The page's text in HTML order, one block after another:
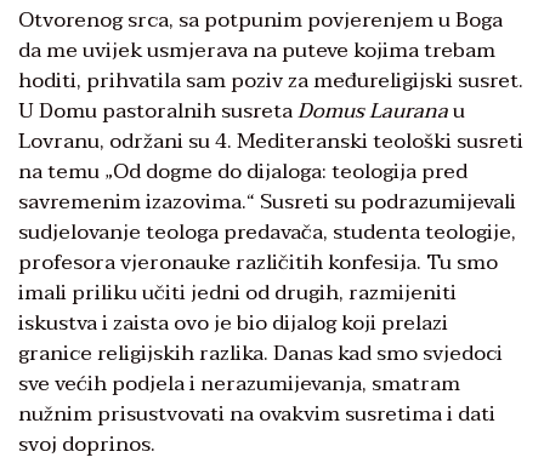
Otvorenog srca, sa potpunim povjerenjem u Boga
da me uvijek usmjerava na puteve kojima trebam
hoditi, prihvatila sam poziv za međureligijski susret.
U Domu pastoralnih susretaDomus Lauranau
Lovranu, održani su 4. Mediteranski teološki susreti
na temu „Od dogme do dijaloga: teologija pred
savremenim izazovima.“ Susreti su podrazumijevali
sudjelovanje teologa predavača, studenta teologije,
profesora vjeronauke različitih konfesija. Tu smo
imali priliku učiti jedni od drugih, razmijeniti
iskustva i zaista ovo je bio dijalog koji prelazi
granice religijskih razlika. Danas kad smo svjedoci
sve većih podjela i nerazumijevanja, smatram
nužnim prisustvovati na ovakvim susretima i dati
svoj doprinos.